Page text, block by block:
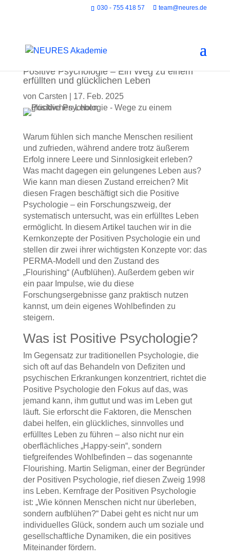
030 - 755 418 57 team@neures.de
Positive Psychologie – Ein Weg zu einem
erfüllten und glücklichen Leben
von Carsten 17. Feb. 2025
Warum fühlen sich manche Menschen resilient
und zufrieden, während andere trotz äußerem
Erfolg innere Leere und Sinnlosigkeit erleben?
Was macht dagegen ein gelungenes Leben aus?
Wie kann man diesen Zustand erreichen? Mit
diesen Fragen beschäftigt sich die Positive
Psychologie – ein Forschungszweig, der
systematisch untersucht, was ein erfülltes Leben
ermöglicht. In diesem Artikel tauchen wir in die
Kernkonzepte der Positiven Psychologie ein und
stellen dir zwei ihrer wichtigsten Konzepte vor: das
PERMA-Modell und den Zustand des
„Flourishing“ (Aufblühen). Außerdem geben wir
ein paar Impulse, wie du diese
Forschungsergebnisse ganz praktisch nutzen
kannst, um dein eigenes Wohlbefinden zu
steigern.
Was ist Positive Psychologie?
Im Gegensatz zur traditionellen Psychologie, die
sich oft auf das Behandeln von Defiziten und
psychischen Erkrankungen konzentriert, richtet die
Positive Psychologie den Fokus auf das, was
jemand kann, ihm guttut und was im Leben gut
läuft. Sie erforscht die Faktoren, die Menschen
dabei helfen, ein glückliches, sinnvolles und
erfülltes Leben zu führen – also nicht nur ein
oberflächliches „Happy-sein“, sondern
tiefgreifendes Wohlbefinden – das sogenannte
Flourishing. Martin Seligman, einer der Begründer
der Positiven Psychologie, rief diesen Zweig 1998
ins Leben. Kernfrage der Positiven Psychologie
ist: „Wie können Menschen nicht nur überleben,
sondern aufblühen?“ Dabei geht es nicht nur um
individuelles Glück, sondern auch um soziale und
gesellschaftliche Dynamiken, die ein positives
Miteinander fördern.